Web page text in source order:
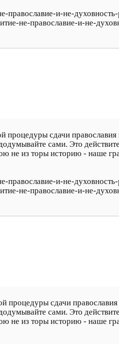
православие-и-не-
не-православие-и-не-
сдачи
сами. Это
не из торы историю - наше
православие-и-не-
не-православие-и-не-
процедуры сдачи
сами. Это
не из торы историю - наше